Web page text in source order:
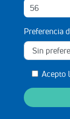
Preferencia
Acepto